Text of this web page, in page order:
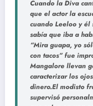
Cuando la Diva
que el actor la
cuando Leeloo y
sabía que iba a
“Mira guapa, yo
con tacos” fue
Mangalore llevan
caracterizar los
dinero.El modisto
supervisó